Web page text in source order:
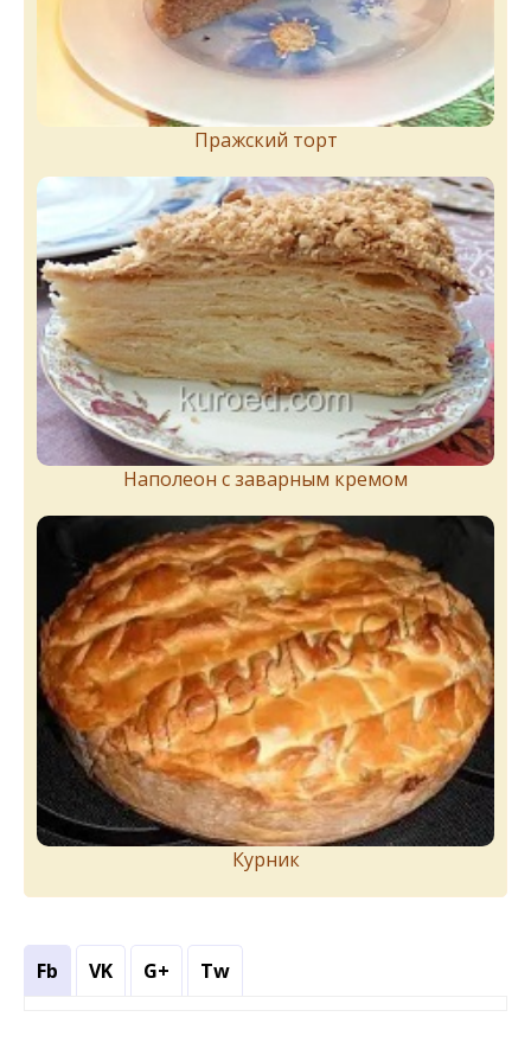
Пражский торт
Наполеон с заварным кремом
Курник
Fb VK G+ Tw